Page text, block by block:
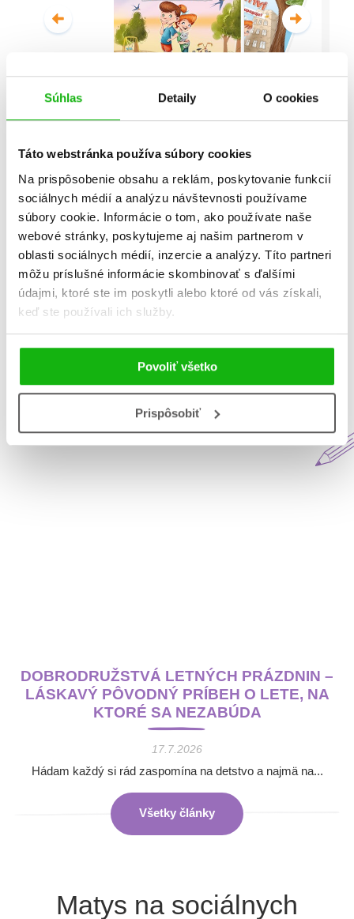
Súhlas Detaily O cookies
Táto webstránka používa súbory cookies
Na prispôsobenie obsahu a reklám, poskytovanie funkcií
sociálnych médií a analýzu návštevnosti používame
súbory cookie. Informácie o tom, ako používate naše
webové stránky, poskytujeme aj našim partnerom v
oblasti sociálnych médií, inzercie a analýzy. Títo partneri
môžu príslušné informácie skombinovať s ďalšími
údajmi, ktoré ste im poskytli alebo ktoré od vás získali,
keď ste používali ich služby.
Povoliť všetko
Prispôsobiť
Celá séria
Všetky edície a série
Aktuálne na blogu Matys
DOBRODRUŽSTVÁ LETNÝCH PRÁZDNIN –
LÁSKAVÝ PÔVODNÝ PRÍBEH O LETE, NA
KTORÉ SA NEZABÚDA
17.7.2026
Hádam každý si rád zaspomína na detstvo a najmä na...
Všetky články
Matys na sociálnych